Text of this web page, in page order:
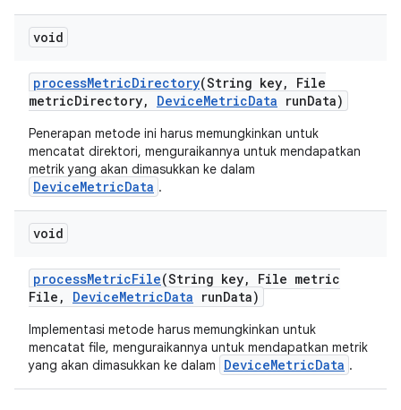
void
processMetricDirectory(String key,
File
metricDirectory, DeviceMetricData runData)
Penerapan metode ini harus memungkinkan untuk
mencatat direktori, menguraikannya untuk mendapatkan
metrik yang akan dimasukkan ke dalam
DeviceMetricData .
void
processMetricFile(String key,
File metric
File , DeviceMetricData runData)
Implementasi metode harus memungkinkan untuk
mencatat file, menguraikannya untuk mendapatkan metrik
yang akan dimasukkan ke dalam
DeviceMetricData .